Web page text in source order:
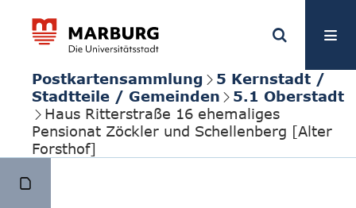
Postkartensammlung
5 Kernstadt /
Stadtteile / Gemeinden
5.1 Oberstadt
Haus Ritterstraße 16 ehemaliges
Pensionat Zöckler und Schellenberg [Alter
Forsthof]